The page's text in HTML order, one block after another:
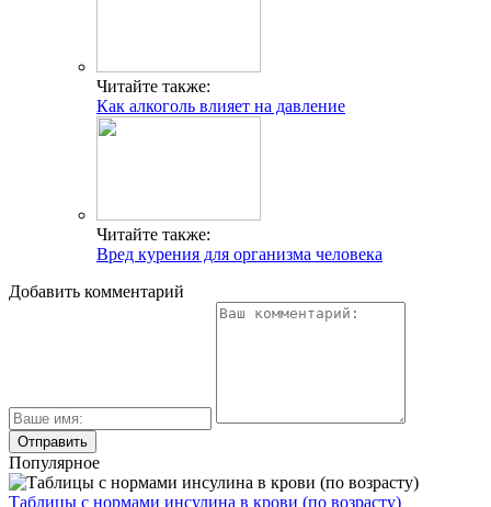
Читайте также:
Как алкоголь влияет на давление
Читайте также:
Вред курения для организма человека
Добавить комментарий
Популярное
Таблицы с нормами инсулина в крови (по возрасту)